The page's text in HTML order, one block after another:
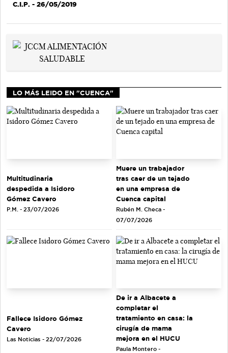
C.I.P. - 26/05/2019
LO MÁS LEIDO EN "CUENCA"
Multitudinaria
despedida a Isidoro
Gómez Cavero
P.M. - 23/07/2026
Muere un trabajador
tras caer de un tejado
en una empresa de
Cuenca capital
Rubén M. Checa -
07/07/2026
Fallece Isidoro Gómez
Cavero
Las Noticias - 22/07/2026
De ir a Albacete a
completar el
tratamiento en casa: la
cirugía de mama
mejora en el HUCU
Paula Montero -